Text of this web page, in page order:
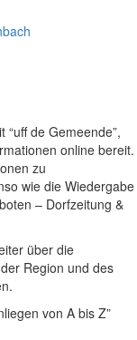
de Gemeende”,
online bereit.
zu
wie die Wiedergabe
– Dorfzeitung &
über die
Region und des
von A bis Z”